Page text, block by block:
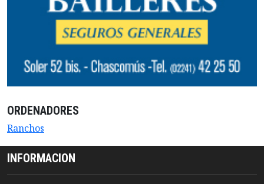
ORDENADORES
Ranchos
INFORMACION